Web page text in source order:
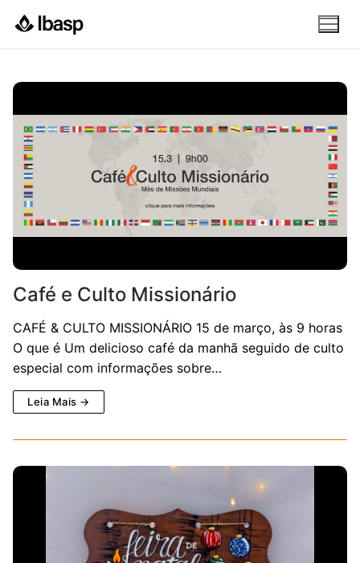
para
Café e Culto Missionário
CAFÉ & CULTO MISSIONÁRIO 15 de março, às 9 horas
O que é Um delicioso café da manhã seguido de culto
especial com informações sobre…
Leia Mais →